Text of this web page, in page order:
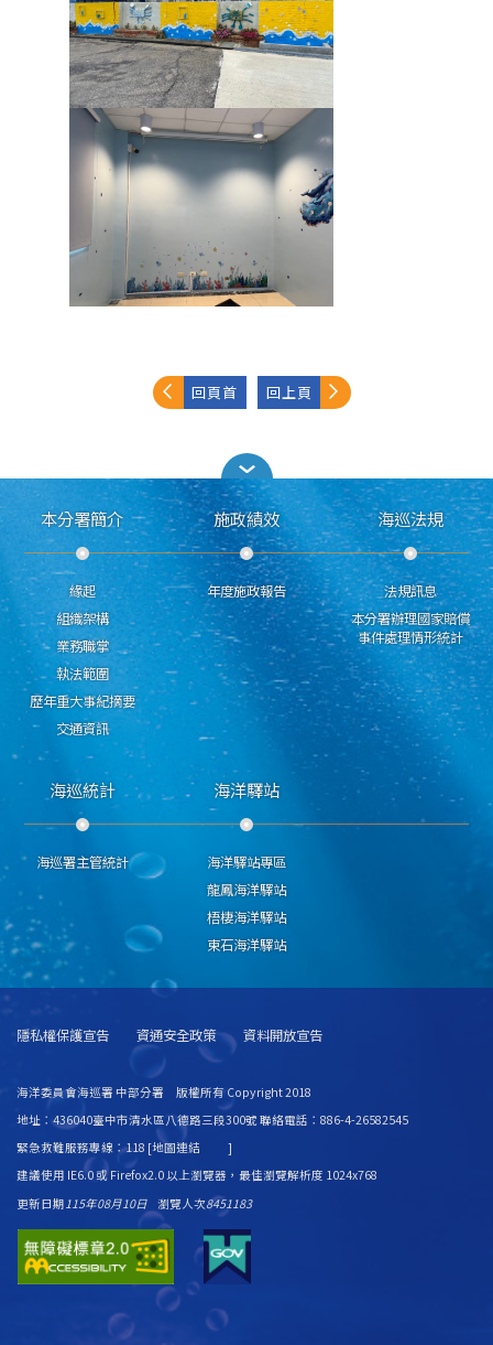
回頁首 回上頁
本分署簡介
緣起
組織架構
業務職掌
執法範圍
歷年重大事紀摘要
交通資訊
施政績效
年度施政報告
海巡法規
法規訊息
本分署辦理國家賠償
事件處理情形統計
海巡統計
海巡署主管統計
海洋驛站
海洋驛站專區
龍鳳海洋驛站
梧棲海洋驛站
東石海洋驛站
隱私權保護宣告 資通安全政策 資料開放宣告
海洋委員會海巡署 中部分署 版權所有 Copyright 2018
地址：436040臺中市清水區八德路三段300號 聯絡電話：886-4-26582545
緊急救難服務專線：118 [地圖連結
]
建議使用 IE6.0 或 Firefox2.0 以上瀏覽器，最佳瀏覽解析度 1024x768
更新日期 115年08月10日 瀏覽人次8451183